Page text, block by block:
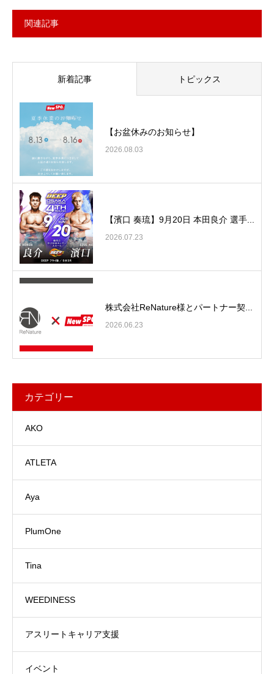
関連記事
新着記事 トピックス
【お盆休みのお知らせ】
2026.08.03
【濱口 奏琉】9月20日 本田良介 選手...
2026.07.23
株式会社ReNature様とパートナー契...
2026.06.23
カテゴリー
AKO
ATLETA
Aya
PlumOne
Tina
WEEDINESS
アスリートキャリア支援
イベント